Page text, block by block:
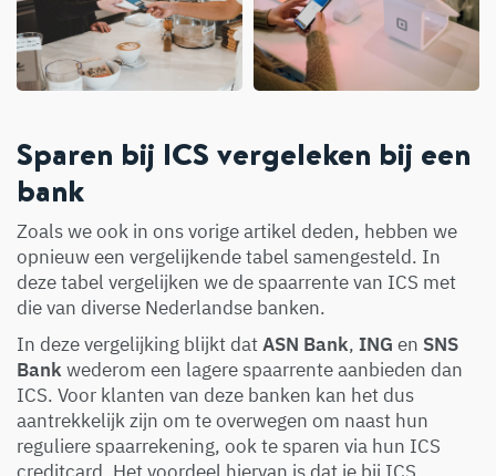
Sparen bij ICS vergeleken bij een
bank
Zoals we ook in ons vorige artikel deden, hebben we
opnieuw een vergelijkende tabel samengesteld. In
deze tabel vergelijken we de spaarrente van ICS met
die van diverse Nederlandse banken.
In deze vergelijking blijkt datASN Bank, ING en SNS
Bankwederom een lagere spaarrente aanbieden dan
ICS. Voor klanten van deze banken kan het dus
aantrekkelijk zijn om te overwegen om naast hun
reguliere spaarrekening, ook te sparen via hun ICS
creditcard. Het voordeel hiervan is dat je bij ICS